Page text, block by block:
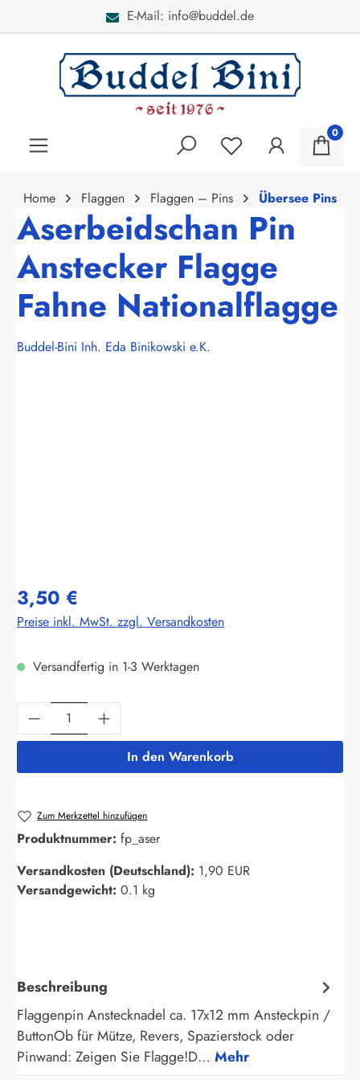
E-Mail: info@buddel.de
0
Home Flaggen Flaggen – Pins Übersee Pins
Aserbeidschan Pin
Anstecker Flagge
Fahne Nationalflagge
Buddel-Bini Inh. Eda Binikowski e.K.
3,50 €
Preise inkl. MwSt. zzgl. Versandkosten
Versandfertig in 1-3 Werktagen
Produkt Anzahl: Gib den gewünschten
In den Warenkorb
Zum Merkzettel hinzufügen
Produktnummer: fp_aser
Versandkosten (Deutschland): 1,90 EUR
Versandgewicht: 0.1 kg
Beschreibung
Flaggenpin Anstecknadel ca. 17x12 mm Ansteckpin /
ButtonOb für Mütze, Revers, Spazierstock oder
Pinwand: Zeigen Sie Flagge!D… Mehr